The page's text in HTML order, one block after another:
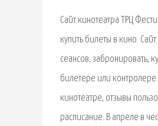
Сайт кинотеатра ТРЦ
купить билеты в кино.
сеансов, забронировать,
билетере или
кинотеатре, отзывы
расписание. В апреле в